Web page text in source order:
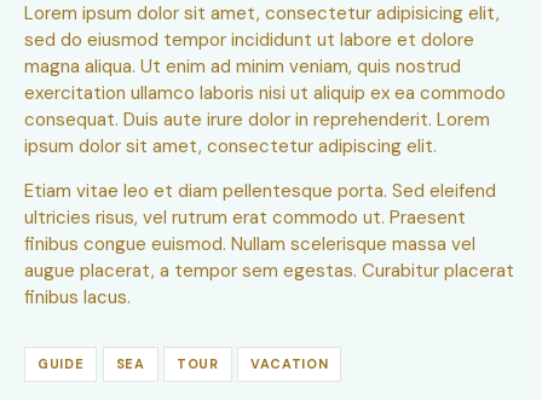
Lorem ipsum dolor sit amet, consectetur adipisicing elit,
sed do eiusmod tempor incididunt ut labore et dolore
magna aliqua. Ut enim ad minim veniam, quis nostrud
exercitation ullamco laboris nisi ut aliquip ex ea commodo
consequat. Duis aute irure dolor in reprehenderit. Lorem
ipsum dolor sit amet, consectetur adipiscing elit.
Etiam vitae leo et diam pellentesque porta. Sed eleifend
ultricies risus, vel rutrum erat commodo ut. Praesent
finibus congue euismod. Nullam scelerisque massa vel
augue placerat, a tempor sem egestas. Curabitur placerat
finibus lacus.
GUIDE SEA TOUR VACATION